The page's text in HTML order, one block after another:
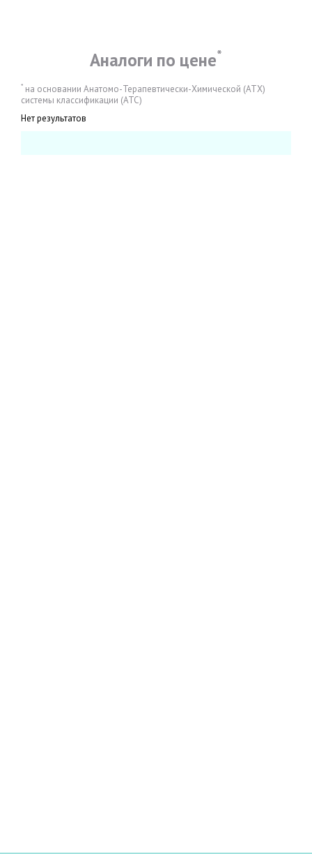
Аналоги по цене*
* на основании Анатомо-Терапевтически-Химической (АТХ)
системы классификации (АТС)
Нет результатов